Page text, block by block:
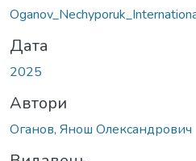
Дата
2025
Автори
Оганов, Янош Олександрович